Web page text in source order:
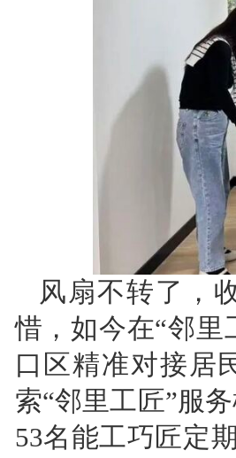
风扇不转了，
惜，如今在“邻里
口区精准对接居
索“邻里工匠”服
53名能工巧匠定